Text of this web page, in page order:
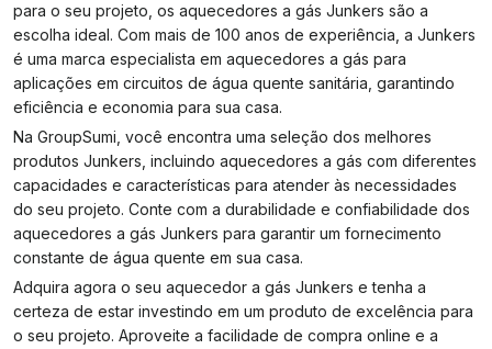
para o seu projeto, os aquecedores a gás Junkers são a
escolha ideal. Com mais de 100 anos de experiência, a Junkers
é uma marca especialista em aquecedores a gás para
aplicações em circuitos de água quente sanitária, garantindo
eficiência e economia para sua casa.
Na GroupSumi, você encontra uma seleção dos melhores
produtos Junkers, incluindo aquecedores a gás com diferentes
capacidades e características para atender às necessidades
do seu projeto. Conte com a durabilidade e confiabilidade dos
aquecedores a gás Junkers para garantir um fornecimento
constante de água quente em sua casa.
Adquira agora o seu aquecedor a gás Junkers e tenha a
certeza de estar investindo em um produto de excelência para
o seu projeto. Aproveite a facilidade de compra online e a